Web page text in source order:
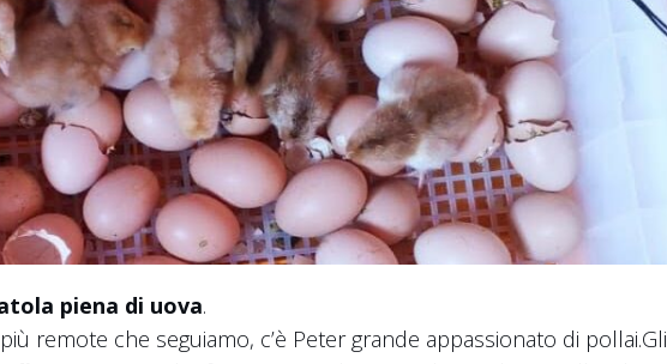
piena di uova.
remote che seguiamo, c’è Peter grande appassionato di pollai.Gli